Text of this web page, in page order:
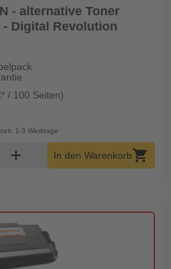
- alternative Toner
Digital Revolution
/ 100 Seiten)
1-3 Werktage
Menge
add In den Warenkorbshopping_cart